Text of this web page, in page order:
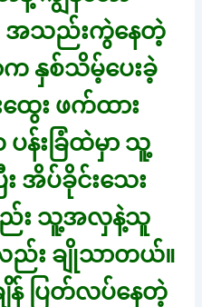
အသည်းကွဲနေတဲ့
နှစ်သိမ့်ပေးခဲ့
ထွေး ဖက်ထား
းခြံထဲမှာ သူ့
း အိပ်ခိုင်းသေး
း သူ့အလှနဲ့သူ
လည်း ချိုသာတယ်။
န် ပြတ်လပ်နေတဲ့